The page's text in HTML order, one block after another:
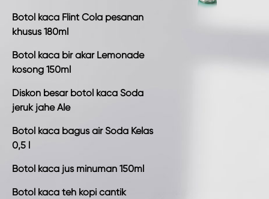
Botol kaca Flint Cola pesanan
khusus 180ml
Botol kaca bir akar Lemonade
kosong 150ml
Diskon besar botol kaca Soda
jeruk jahe Ale
Botol kaca bagus air Soda Kelas
0,5 l
Botol kaca jus minuman 150ml
Botol kaca teh kopi cantik